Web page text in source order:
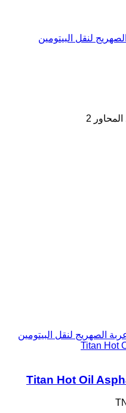
لنقل البيتومين
2
الصهريج لنقل البيتومين
Titan Hot
Titan Hot Oil